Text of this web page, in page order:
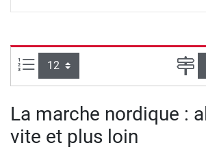
Articles par page :
La marche nordique :
vite et plus loin